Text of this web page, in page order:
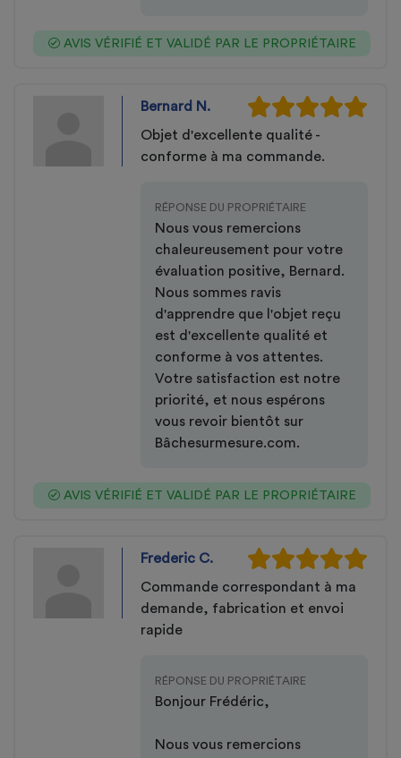
AVIS VÉRIFIÉ ET VALIDÉ PAR LE PROPRIÉTAIRE
Bernard N.
Objet d'excellente qualité -
conforme à ma commande.
RÉPONSE DU PROPRIÉTAIRE
Nous vous remercions
chaleureusement pour votre
évaluation positive, Bernard.
Nous sommes ravis
d'apprendre que l'objet reçu
est d'excellente qualité et
conforme à vos attentes.
Votre satisfaction est notre
priorité, et nous espérons
vous revoir bientôt sur
Bâchesurmesure.com.
AVIS VÉRIFIÉ ET VALIDÉ PAR LE PROPRIÉTAIRE
Frederic C.
Commande correspondant à ma
demande, fabrication et envoi
rapide
RÉPONSE DU PROPRIÉTAIRE
Bonjour Frédéric,
Nous vous remercions